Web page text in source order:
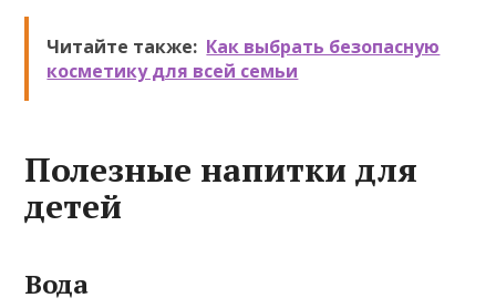
Читайте также: Как выбрать безопасную
косметику для всей семьи
Полезные напитки для
детей
Вода